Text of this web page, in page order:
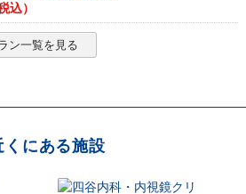
込）
ン一覧を見る
くにある施設